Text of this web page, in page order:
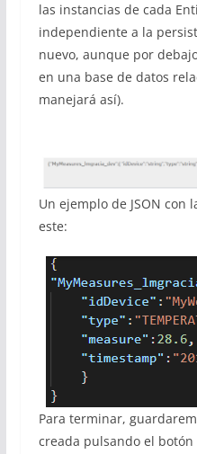
las instancias de cada
independiente a la
nuevo, aunque por
en una base de datos
manejará así).
Un ejemplo de JSON
este:
Para terminar,
creada pulsando el botón